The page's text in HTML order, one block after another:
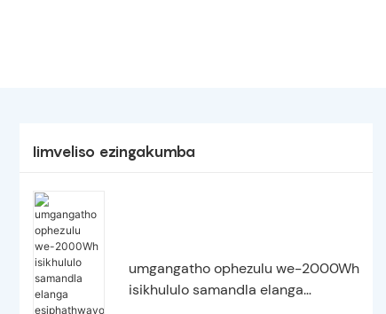
Iimveliso ezingakumba
umgangatho ophezulu we-2000Wh
isikhululo samandla elanga